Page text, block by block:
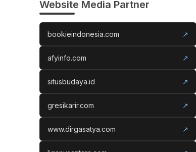
Website Media Partner
bookieindonesia.com ↗
afyinfo.com ↗
situsbudaya.id ↗
gresikarir.com ↗
www.dirgasatya.com ↗